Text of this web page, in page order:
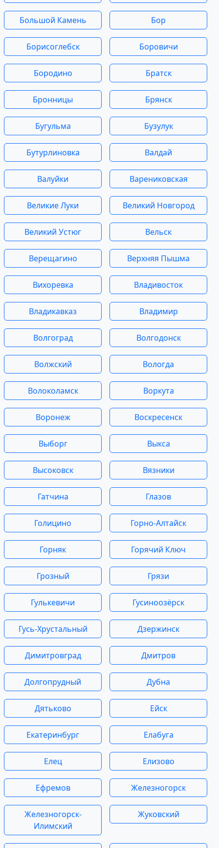
Большой Камень Бор
Борисоглебск Боровичи
Бородино Братск
Бронницы Брянск
Бугульма Бузулук
Бутурлиновка Валдай
Валуйки Варениковская
Великие Луки Великий Новгород
Великий Устюг Вельск
Верещагино Верхняя Пышма
Вихоревка Владивосток
Владикавказ Владимир
Волгоград Волгодонск
Волжский Вологда
Волоколамск Воркута
Воронеж Воскресенск
Выборг Выкса
Высоковск Вязники
Гатчина Глазов
Голицино Горно-Алтайск
Горняк Горячий Ключ
Грозный Грязи
Гулькевичи Гусиноозёрск
Гусь-Хрустальный Дзержинск
Димитровград Дмитров
Долгопрудный Дубна
Дятьково Ейск
Екатеринбург Елабуга
Елец Елизово
Ефремов Железногорск
Железногорск-
Илимский
Жуковский